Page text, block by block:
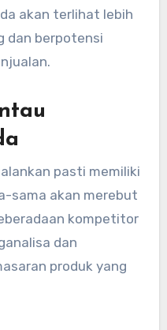
akan terlihat lebih
dan berpotensi
pasti memiliki
sama akan merebut
kompetitor
dan
produk yang